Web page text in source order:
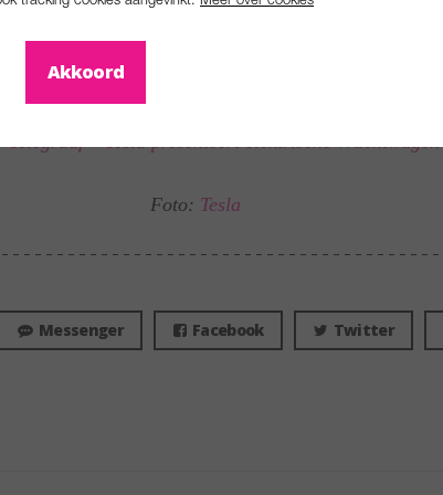
Akkoord
kosten, maakte het bedrijf niet bekend.
Telegraaf – Tesla presenteert elektrische vrachtwagen
Foto: Tesla
Messenger Facebook Twitter